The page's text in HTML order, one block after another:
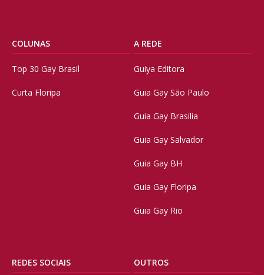
COLUNAS
Top 30 Gay Brasil
Curta Floripa
A REDE
Guiya Editora
Guia Gay São Paulo
Guia Gay Brasilia
Guia Gay Salvador
Guia Gay BH
Guia Gay Floripa
Guia Gay Rio
REDES SOCIAIS OUTROS